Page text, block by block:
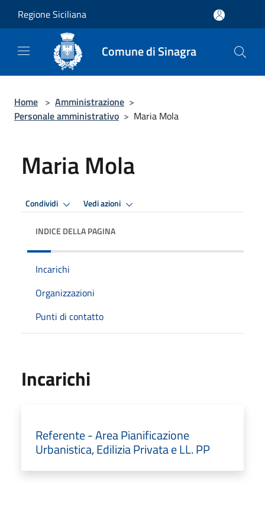
Regione Siciliana
Comune di Sinagra
Home > Amministrazione >
Personale amministrativo > Maria Mola
Maria Mola
Condividi Vedi azioni
INDICE DELLA PAGINA
Incarichi
Organizzazioni
Punti di contatto
Incarichi
Referente - Area Pianificazione
Urbanistica, Edilizia Privata e LL. PP